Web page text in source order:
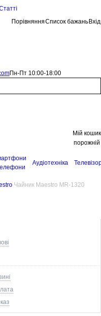
ПорівнянняСписок бажань Вхід
Пн-Пт 10:00-18:00
Мій кошик
порожній
Аудіотехніка
Чайник Maestro MR-1320